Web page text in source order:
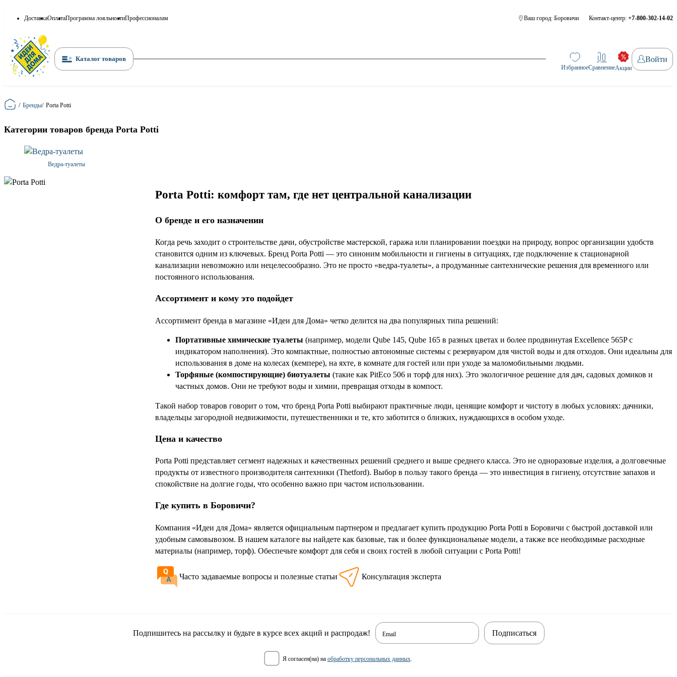
ДоставкаОплатаПрограмма лояльностиПрофессионалам Ваш город: Боровичи Контакт-центр: +7-800-302-14-02
Каталог товаров
ИзбранноеСравнениеАкции
Войти
Главная
/ Бренды/ Porta Potti
Категории товаров бренда Porta Potti
Ведра-туалеты
Porta Potti: комфорт там, где нет центральной канализации
О бренде и его назначении
Когда речь заходит о строительстве дачи, обустройстве мастерской, гаража или планировании поездки на природу, вопрос организации удобств
становится одним из ключевых. Бренд Porta Potti — это синоним мобильности и гигиены в ситуациях, где подключение к стационарной
канализации невозможно или нецелесообразно. Это не просто «ведра-туалеты», а продуманные сантехнические решения для временного или
постоянного использования.
Ассортимент и кому это подойдет
Ассортимент бренда в магазине «Идеи для Дома» четко делится на два популярных типа решений:
Портативные химические туалеты (например, модели Qube 145, Qube 165 в разных цветах и более продвинутая Excellence 565P с
индикатором наполнения). Это компактные, полностью автономные системы с резервуаром для чистой воды и для отходов. Они идеальны для
использования в доме на колесах (кемпере), на яхте, в комнате для гостей или при уходе за маломобильными людьми.
Торфяные (компостирующие) биотуалеты (такие как PitEco 506 и торф для них). Это экологичное решение для дач, садовых домиков и
частных домов. Они не требуют воды и химии, превращая отходы в компост.
Такой набор товаров говорит о том, что бренд Porta Potti выбирают практичные люди, ценящие комфорт и чистоту в любых условиях: дачники,
владельцы загородной недвижимости, путешественники и те, кто заботится о близких, нуждающихся в особом уходе.
Цена и качество
Porta Potti представляет сегмент надежных и качественных решений среднего и выше среднего класса. Это не одноразовые изделия, а долговечные
продукты от известного производителя сантехники (Thetford). Выбор в пользу такого бренда — это инвестиция в гигиену, отсутствие запахов и
спокойствие на долгие годы, что особенно важно при частом использовании.
Где купить в Боровичи?
Компания «Идеи для Дома» является официальным партнером и предлагает купить продукцию Porta Potti в Боровичи с быстрой доставкой или
удобным самовывозом. В нашем каталоге вы найдете как базовые, так и более функциональные модели, а также все необходимые расходные
материалы (например, торф). Обеспечьте комфорт для себя и своих гостей в любой ситуации с Porta Potti!
Часто задаваемые вопросы и полезные статьи Консультация эксперта
Подпишитесь на рассылку и будьте в курсе всех акций и распродаж! Email
я согласен(на) на обработку персональных данных.
Подписаться